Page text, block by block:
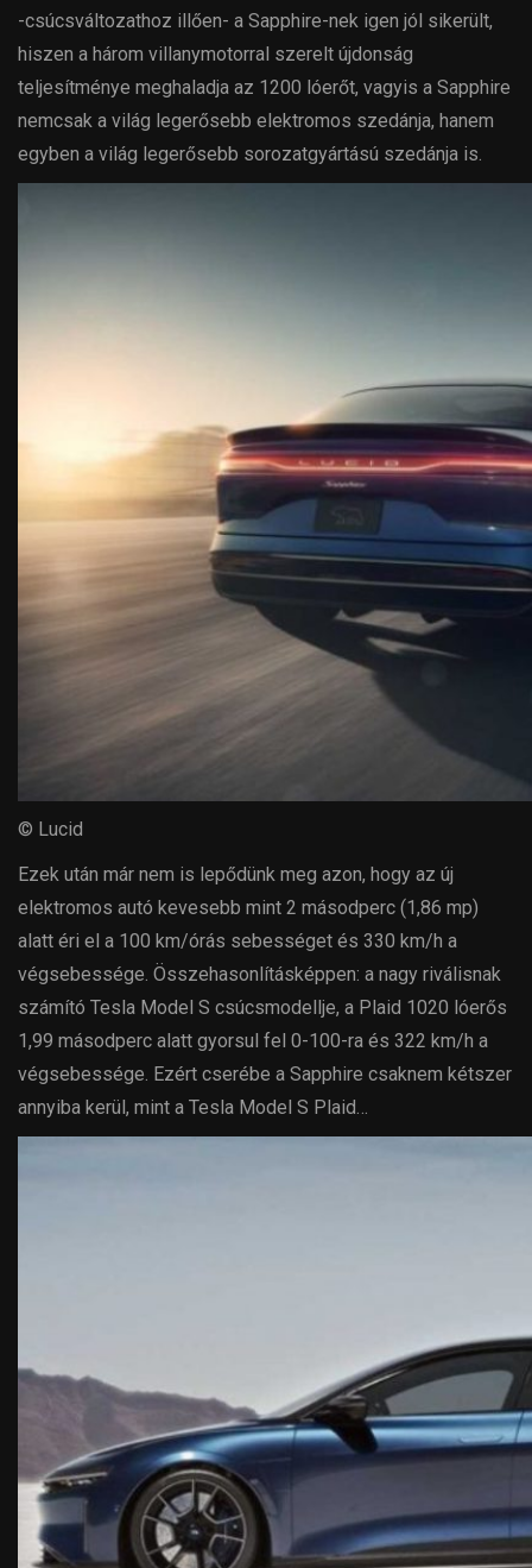
-csúcsváltozathoz illően- a Sapphire-nek igen jól sikerült,
hiszen a három villanymotorral szerelt újdonság
teljesítménye meghaladja az 1200 lóerőt, vagyis a Sapphire
nemcsak a világ legerősebb elektromos szedánja, hanem
egyben a világ legerősebb sorozatgyártású szedánja is.
© Lucid
Ezek után már nem is lepődünk meg azon, hogy az új
elektromos autó kevesebb mint 2 másodperc (1,86 mp)
alatt éri el a 100 km/órás sebességet és 330 km/h a
végsebessége. Összehasonlításképpen: a nagy riválisnak
számító Tesla Model S csúcsmodellje, a Plaid 1020 lóerős
1,99 másodperc alatt gyorsul fel 0-100-ra és 322 km/h a
végsebessége. Ezért cserébe a Sapphire csaknem kétszer
annyiba kerül, mint a Tesla Model S Plaid…